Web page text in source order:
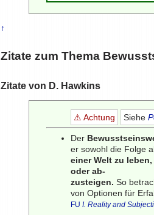
↑
Zitate zum Thema
Zitate von D. Hawkins
⚠ Achtung Siehe
Der
er sowohl die Folge
einer Welt zu
oder ab-
zusteigen. So
von Optionen für
FU I. Reality and